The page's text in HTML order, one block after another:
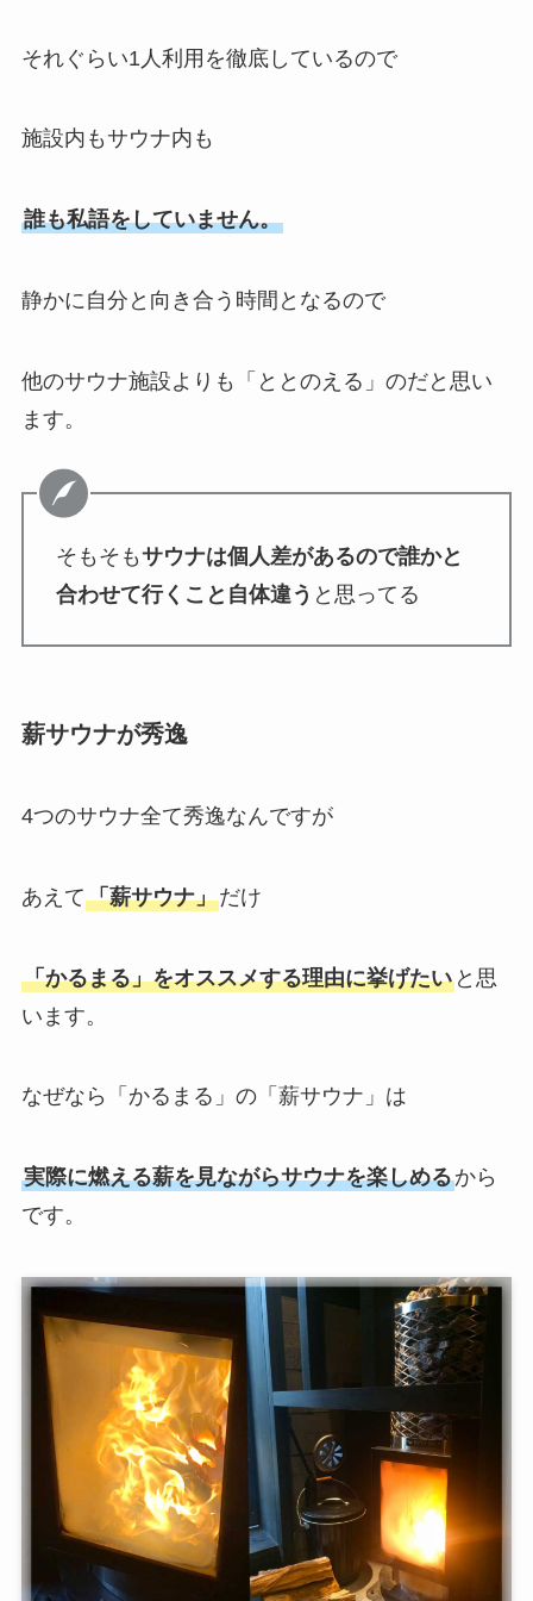
それぐらい1人利用を徹底しているので
施設内もサウナ内も
誰も私語をしていません。
静かに自分と向き合う時間となるので
他のサウナ施設よりも「ととのえる」のだと思い
ます。
そもそもサウナは個人差があるので誰かと
合わせて行くこと自体違う と思ってる
薪サウナが秀逸
4つのサウナ全て秀逸なんですが
あえて「薪サウナ」だけ
「かるまる」をオススメする理由に挙げたいと思
います。
なぜなら「かるまる」の「薪サウナ」は
実際に燃える薪を見ながらサウナを楽しめるから
です。